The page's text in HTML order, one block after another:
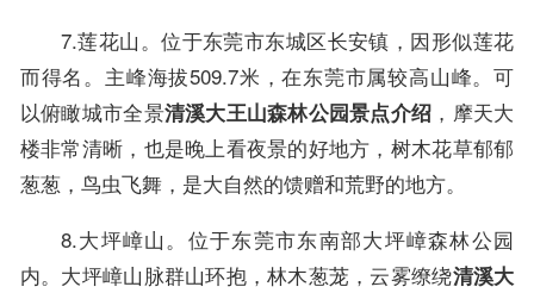
7.莲花山。位于东莞市东城区长安镇，因形似莲花
而得名。主峰海拔509.7米，在东莞市属较高山峰。可
以俯瞰城市全景清溪大王山森林公园景点介绍 ，摩天大
楼非常清晰，也是晚上看夜景的好地方，树木花草郁郁
葱葱，鸟虫飞舞，是大自然的馈赠和荒野的地方。
8.大坪嶂山。位于东莞市东南部大坪嶂森林公园
内。大坪嶂山脉群山环抱，林木葱茏，云雾缭绕清溪大